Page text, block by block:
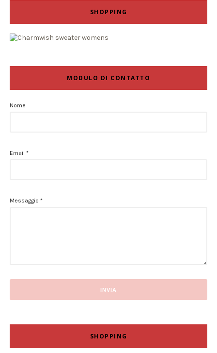
SHOPPING
MODULO DI CONTATTO
Nome
Email *
Messaggio *
SHOPPING